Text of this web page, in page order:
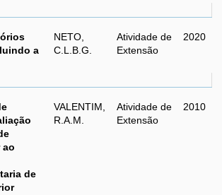
a
NETO,
C.L.B.G.
Atividade de
Extensão
2020
ao
de
VALENTIM,
R.A.M.
Atividade de
Extensão
2010